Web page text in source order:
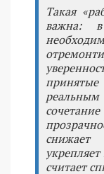
Такая
важна:
снижает
считает